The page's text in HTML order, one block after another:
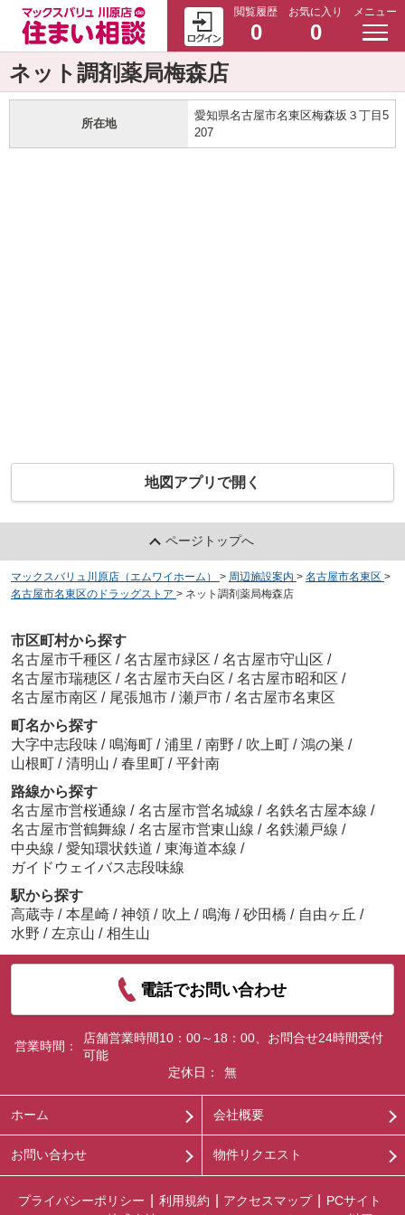
閲覧履歴
0
お気に入り
0
メニュー
ネット調剤薬局梅森店
所在地
愛知県名古屋市名東区梅森坂３丁目5
207
地図アプリで開く
ページトップへ
マックスバリュ川原店（エムワイホーム） > 周辺施設案内 > 名古屋市名東区 >
名古屋市名東区のドラッグストア > ネット調剤薬局梅森店
市区町村から探す
名古屋市千種区 / 名古屋市緑区 / 名古屋市守山区 /
名古屋市瑞穂区 / 名古屋市天白区 / 名古屋市昭和区 /
名古屋市南区 / 尾張旭市 / 瀬戸市 / 名古屋市名東区
町名から探す
大字中志段味 / 鳴海町 / 浦里 / 南野 / 吹上町 / 鴻の巣 /
山根町 / 清明山 / 春里町 / 平針南
路線から探す
名古屋市営桜通線 / 名古屋市営名城線 / 名鉄名古屋本線 /
名古屋市営鶴舞線 / 名古屋市営東山線 / 名鉄瀬戸線 /
中央線 / 愛知環状鉄道 / 東海道本線 /
ガイドウェイバス志段味線
駅から探す
高蔵寺 / 本星崎 / 神領 / 吹上 / 鳴海 / 砂田橋 / 自由ヶ丘 /
水野 / 左京山 / 相生山
電話でお問い合わせ
営業時間：
店舗営業時間10：00～18：00、お問合せ24時間受付
可能
定休日：
無
ホーム 会社概要
お問い合わせ 物件リクエスト
プライバシーポリシー 利用規約 アクセスマップ
PCサイト